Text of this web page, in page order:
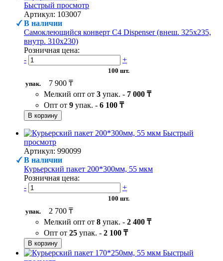
Быстрый просмотр
Артикул: 103007
В наличии
Самоклеющийся конверт С4 Dispenser (внеш. 325х235,
внутр. 310х230)
Розничная цена:
-
+
100 шт.
упак.
7 900 ₸
Мелкий опт от 3 упак. - 7 000 ₸
Опт от 9 упак. - 6 100 ₸
В корзину
Быстрый
просмотр
Артикул: 990099
В наличии
Курьерский пакет 200*300мм, 55 мкм
Розничная цена:
-
+
100 шт.
упак.
2 700 ₸
Мелкий опт от 8 упак. - 2 400 ₸
Опт от 25 упак. - 2 100 ₸
В корзину
Быстрый